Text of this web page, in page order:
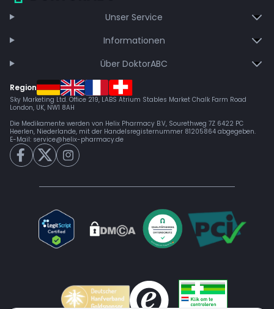
Unser Service
Informationen
Über DoktorABC
Region
Sky Marketing Ltd. Office 219, LABS Atrium Stables Market Chalk Farm Road
London, UK, NW1 8AH
Die Medikamente werden von Helix Pharmacy B.V, Sourethweg 7Z 6422 PC
Heerlen, Niederlande, mit der Handelsregisternummer 81205864 abgegeben.
E-Mail: service@helix-pharmacy.de